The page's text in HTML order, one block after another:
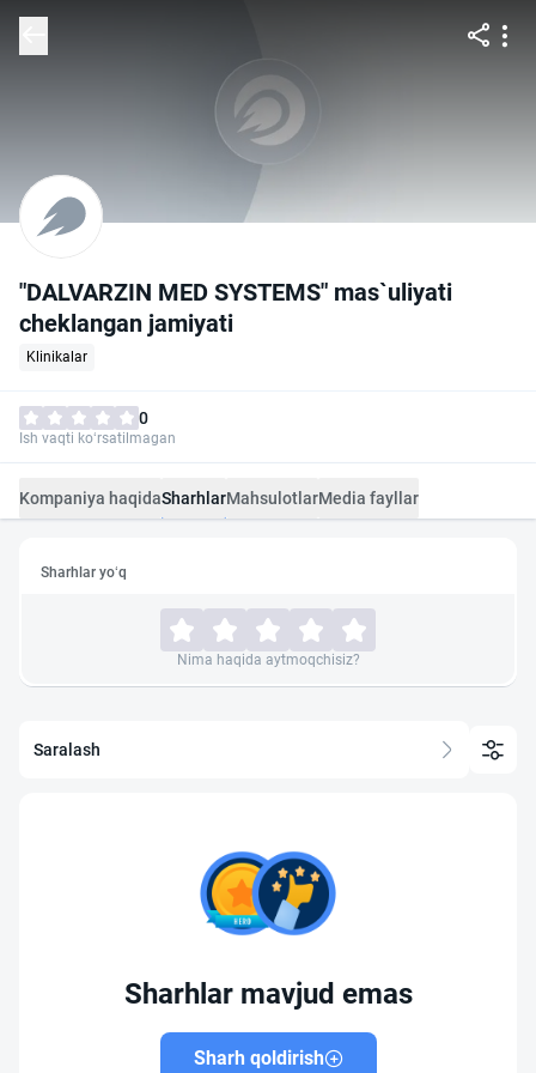
"DALVARZIN MED SYSTEMS" mas`uliyati
cheklangan jamiyati
Klinikalar
0
Ish vaqti ko‘rsatilmagan
Kompaniya haqidaSharhlarMahsulotlarMedia fayllar
Sharhlar yo‘q
Nima haqida aytmoqchisiz?
Saralash
Sharhlar mavjud emas
Sharh qoldirish